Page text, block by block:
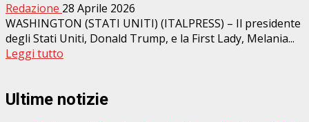
Redazione 28 Aprile 2026
WASHINGTON (STATI UNITI) (ITALPRESS) – Il presidente
degli Stati Uniti, Donald Trump, e la First Lady, Melania...
Leggi tutto
Ultime notizie